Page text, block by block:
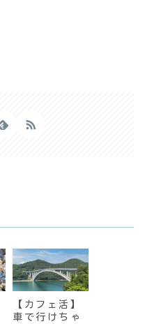
【カフェ活】
車で行けちゃ